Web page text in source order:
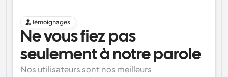
Témoignages
Ne vous fiez pas
seulement à notre parole
Nos utilisateurs sont nos meilleurs